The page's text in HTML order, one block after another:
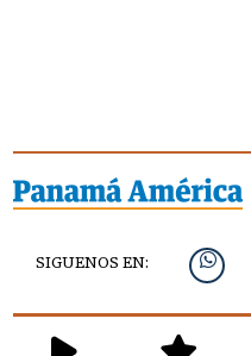
SIGUENOS EN: